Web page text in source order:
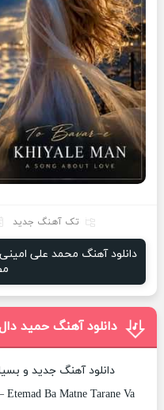
تک آهنگ جدید
دانلود آهنگ محمد علی
دانلود آهنگ حمید
دانلود آهنگ جدید و
Ba Matne Tarane Va